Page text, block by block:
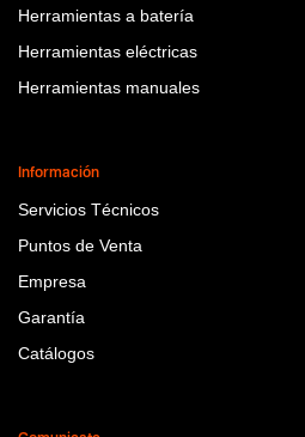
Herramientas a batería
Herramientas eléctricas
Herramientas manuales
Información
Servicios Técnicos
Puntos de Venta
Empresa
Garantía
Catálogos